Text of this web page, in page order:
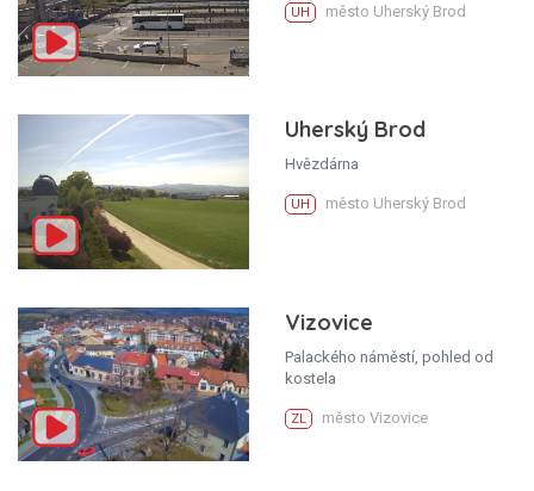
UH město Uherský Brod
Uherský Brod
Hvězdárna
UH město Uherský Brod
Vizovice
Palackého náměstí, pohled od
kostela
ZL město Vizovice